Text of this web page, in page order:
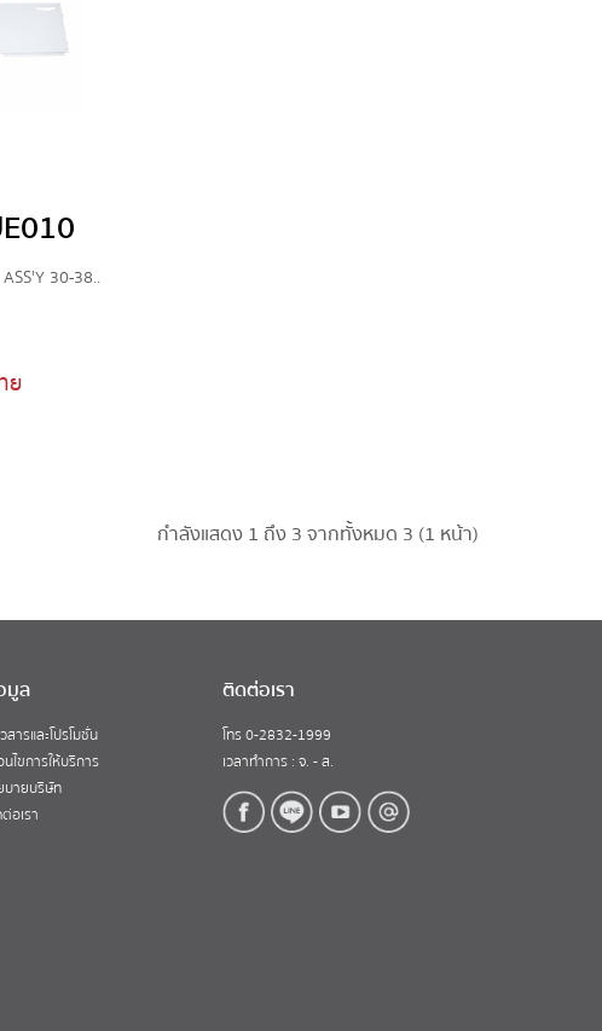
30-38..
ย
กำลังแสดง 1 ถึง 3 จากทั้งหมด 3 (1 หน้า)
มูล
สารและโปรโมชั่น
นไขการให้บริการ
บายบริษัท
อเรา
ติดต่อเรา
โทร 0-2832-1999
เวลาทำการ : จ. - ส.